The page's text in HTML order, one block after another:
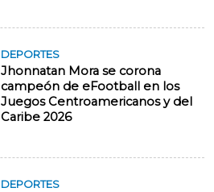
DEPORTES
Jhonnatan Mora se corona
campeón de eFootball en los
Juegos Centroamericanos y del
Caribe 2026
DEPORTES